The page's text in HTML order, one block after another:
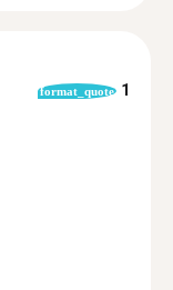
format_quote 1